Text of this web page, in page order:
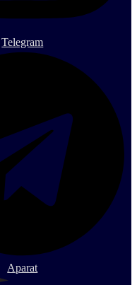
Telegram
Aparat